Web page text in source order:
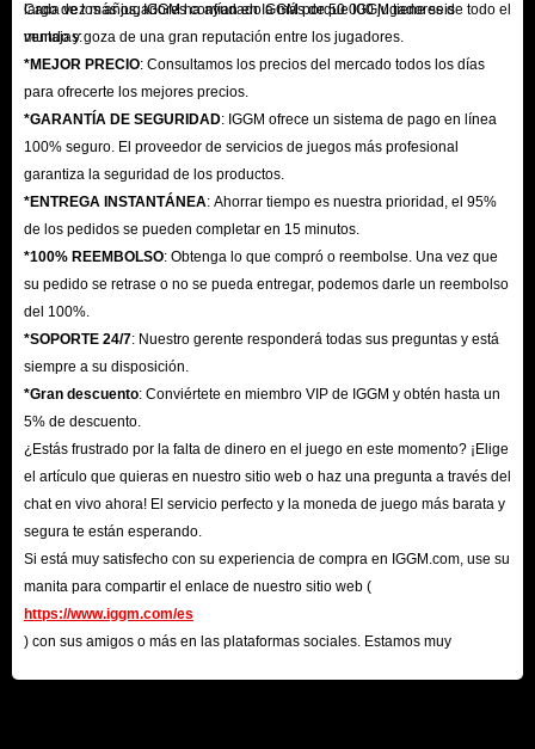
largo de los años, IGGM ha ayudado a más de 50 000 jugadores de todo el
mundo y goza de una gran reputación entre los jugadores.
Cada vez más jugadores confían en IGGM porque IGGM tiene seis
ventajas:
*MEJOR PRECIO: Consultamos los precios del mercado todos los días
para ofrecerte los mejores precios.
*GARANTÍA DE SEGURIDAD: IGGM ofrece un sistema de pago en línea
100% seguro. El proveedor de servicios de juegos más profesional
garantiza la seguridad de los productos.
*ENTREGA INSTANTÁNEA: Ahorrar tiempo es nuestra prioridad, el 95%
de los pedidos se pueden completar en 15 minutos.
*100% REEMBOLSO: Obtenga lo que compró o reembolse. Una vez que
su pedido se retrase o no se pueda entregar, podemos darle un reembolso
del 100%.
*SOPORTE 24/7: Nuestro gerente responderá todas sus preguntas y está
siempre a su disposición.
*Gran descuento: Conviértete en miembro VIP de IGGM y obtén hasta un
5% de descuento.
¿Estás frustrado por la falta de dinero en el juego en este momento? ¡Elige
el artículo que quieras en nuestro sitio web o haz una pregunta a través del
chat en vivo ahora! El servicio perfecto y la moneda de juego más barata y
segura te están esperando.
Si está muy satisfecho con su experiencia de compra en IGGM.com, use su
manita para compartir el enlace de nuestro sitio web (
https://www.iggm.com/es
) con sus amigos o más en las plataformas sociales. Estamos muy